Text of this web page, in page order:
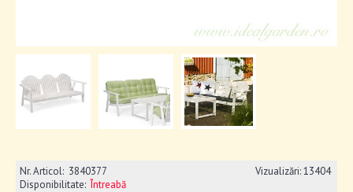
Vizualizări: 13404
Nr. Articol: 3840377
Disponibilitate: Întreabă